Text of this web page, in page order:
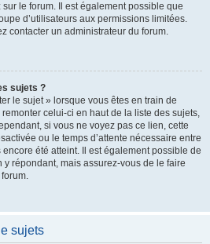
le forum. Il est également possible que
d’utilisateurs aux permissions limitées.
contacter un administrateur du forum.
sujets ?
le sujet » lorsque vous êtes en train de
celui-ci en haut de la liste des sujets,
si vous ne voyez pas ce lien, cette
ou le temps d’attente nécessaire entre
encore été atteint. Il est également possible de
répondant, mais assurez-vous de le faire
sujets